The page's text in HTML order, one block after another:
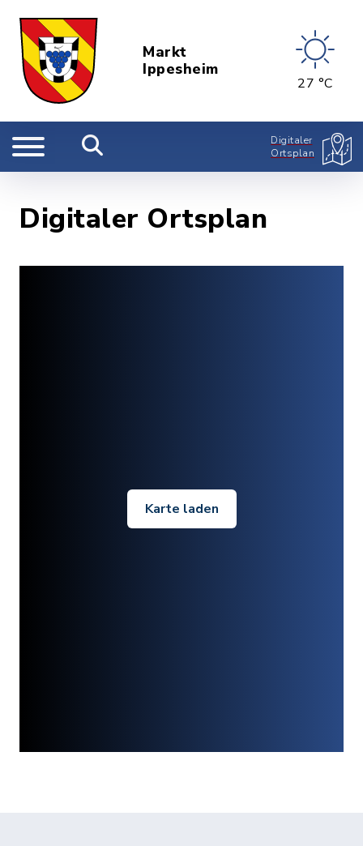
Markt
Ippesheim
27 °C
Digitaler
Ortsplan
Digitaler Ortsplan
Karte laden